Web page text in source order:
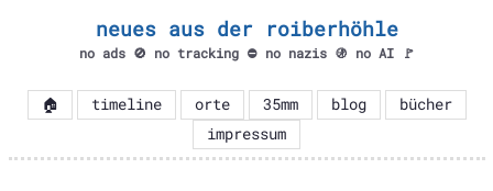
neues aus der roiberhöhle
no ads 🚫 no tracking ⛔ no nazis 🚯 no AI 🚩
🏠 timeline orte 35mm blog
bücher
impressum